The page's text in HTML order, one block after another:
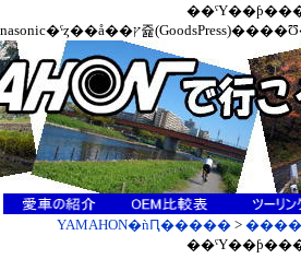
YAMAHON�ǹԤ�����> ����